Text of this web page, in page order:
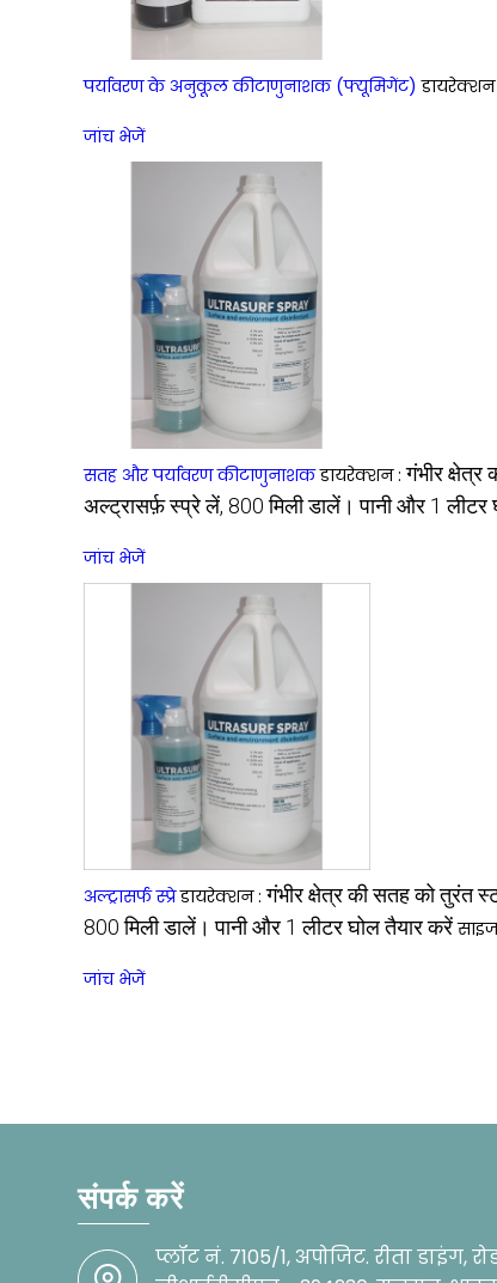
पर्यावरण के अनुकूल कीटाणुनाशक (फ्यूमिगेंट)
जांच भेजें
सतह और पर्यावरण कीटाणुनाशक डायरेक्शन :गंभीर
अल्ट्रासर्फ़ स्प्रे लें, 800 मिली डालें। पानी और 1 लीटर
जांच भेजें
अल्ट्रासर्फ स्प्रे डायरेक्शन :गंभीर क्षेत्र की सतह को तुरंत
800 मिली डालें। पानी और 1 लीटर घोल तैयार करें
जांच भेजें
संपर्क करें
प्लॉट नं. 7105/1, अपोजिट. रीता डाइंग,